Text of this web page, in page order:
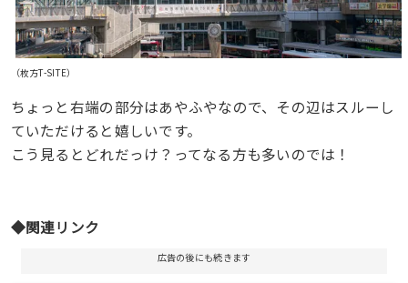
（枚方T-SITE）
ちょっと右端の部分はあやふやなので、その辺はスルーし
ていただけると嬉しいです。
こう見るとどれだっけ？ってなる方も多いのでは！
◆関連リンク
広告の後にも続きます